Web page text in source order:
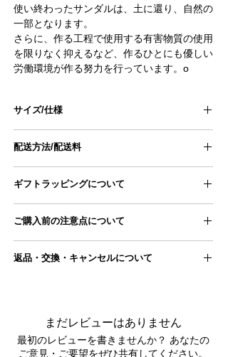
使い終わったサンダルは、土に還り、自然の
一部となります。
さらに、作る工程で使用する有害物質の使用
を限りなく抑えるなど、作るひとにも優しい
労働環境が作る努力を行っています。o
サイズ/仕様
24.0cm)、10.0(24.5-25.5cm)、10.5(26.0-
■ブランド :Hippobloo
■重量：約103g(片足、サイズ9.5)
配送方法/配送料
ヤマト運輸宅急便
■配送料
北海道：1,200円
南東北、関東、信越、北陸、中部：820円
北東北、関西：960円
■配送スケジュール
ギフトラッピングについて
商品とご一緒にカートに追加ください。
ご購入前の注意点について
お使いのデバイスによっては、
●実店舗と在庫を共有しておりますので、
システムの仕様上、ご注文完了後に
返品・交換・キャンセルについて
返品交換が必要な場合は、到着後7日以内にお問
い合わせフォーム またはメールにてご連絡をお
まだレビューはありません
最初のレビューを書きませんか？ あなたの
ご意見・ご要望をぜひ共有してください。